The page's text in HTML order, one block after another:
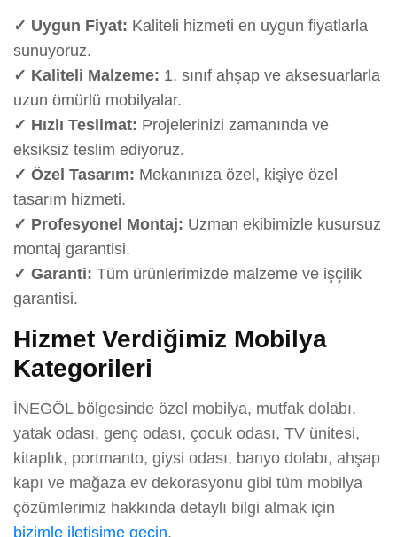
✓ Uygun Fiyat: Kaliteli hizmeti en uygun fiyatlarla
sunuyoruz.
✓ Kaliteli Malzeme: 1. sınıf ahşap ve aksesuarlarla
uzun ömürlü mobilyalar.
✓ Hızlı Teslimat: Projelerinizi zamanında ve
eksiksiz teslim ediyoruz.
✓ Özel Tasarım: Mekanınıza özel, kişiye özel
tasarım hizmeti.
✓ Profesyonel Montaj: Uzman ekibimizle kusursuz
montaj garantisi.
✓ Garanti: Tüm ürünlerimizde malzeme ve işçilik
garantisi.
Hizmet Verdiğimiz Mobilya
Kategorileri
İNEGÖL bölgesinde özel mobilya, mutfak dolabı,
yatak odası, genç odası, çocuk odası, TV ünitesi,
kitaplık, portmanto, giysi odası, banyo dolabı, ahşap
kapı ve mağaza ev dekorasyonu gibi tüm mobilya
çözümlerimiz hakkında detaylı bilgi almak için
bizimle iletişime geçin.